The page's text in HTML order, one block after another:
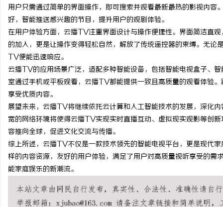
用户只需通过简单的界面操作，即可搜索并观看最新最热的影视内
好，智能推送感兴趣的节目，提升用户的观剧体验。
在用户体验方面，云播TV注重界面设计与操作便捷性。界面简洁直
的加入，更是让操作变得轻松自然，解放了传统遥控器的束缚。无
TV便能迅速响应。
云播TV的应用场景广泛，适配多种智能设备，包括智能电视盒子、
室通过手机或平板观看，云播TV都能提供一致且高质量的观看体验
享受优质内容。
展望未来，云播TV将继续依托云计算和人工智能技术的发展，深化
宽的网络环境将使得云播TV实现实时直播互动、虚拟现实观影等创
容推向全球，促进文化交流与传播。
综上所述，云播TV不仅是一款技术领先的智能电视平台，更是现代
样的内容资源，友好的用户体验，满足了用户对高质量视听享受的
能家庭娱乐的新潮流。
花影视：引领新时代喜剧影视创作的先锋力 云电影网：开启无限视